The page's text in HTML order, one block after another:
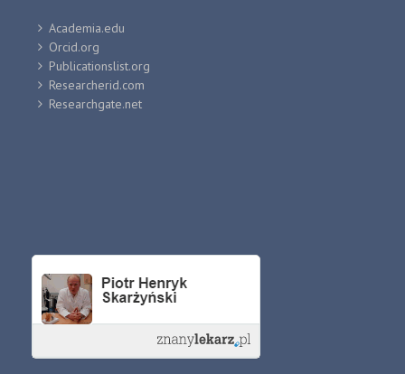
Academia.edu
Orcid.org
Publicationslist.org
Researcherid.com
Researchgate.net